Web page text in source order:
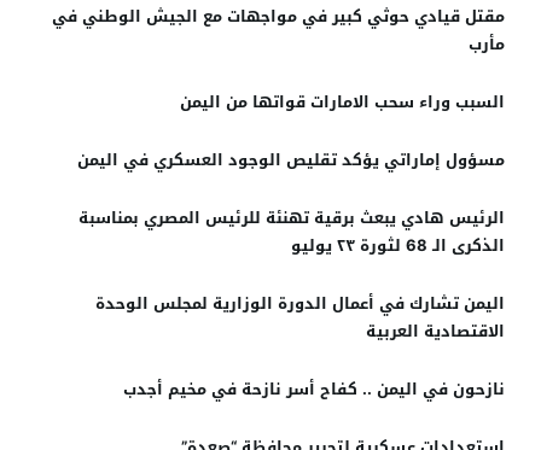
مقتل قيادي حوثي كبير في مواجهات مع الجيش الوطني في
مأرب
السبب وراء سحب الامارات قواتها من اليمن
مسؤول إماراتي يؤكد تقليص الوجود العسكري في اليمن
الرئيس هادي يبعث برقية تهنئة للرئيس المصري بمناسبة
الذكرى الـ 68 لثورة ٢٣ يوليو
اليمن تشارك في أعمال الدورة الوزارية لمجلس الوحدة
الاقتصادية العربية
نازحون في اليمن .. كفاح أسر نازحة في مخيم أجدب